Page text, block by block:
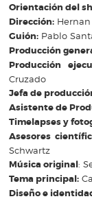
Orientación del
Dirección:
Guión: Pablo
Producción
Producción
Cruzado
Jefa de
Asistente de
Timelapses y
Asesores
Schwartz
Música original:
Tema principal:
Diseño e